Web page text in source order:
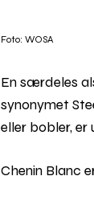
Foto: WOSA
En særdeles
synonymet
eller bobler, er
Chenin Blanc